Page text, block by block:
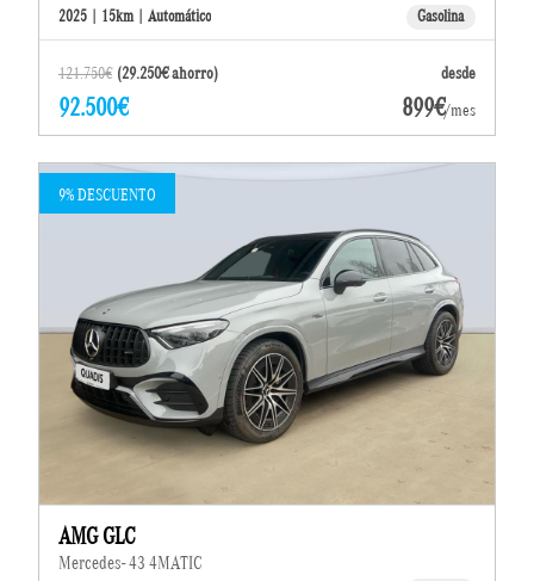
2025 | 15km | Automático Gasolina
121.750€ (29.250€ ahorro) desde
92.500€ 899€/mes
9% DESCUENTO
AMG GLC
Mercedes- 43 4MATIC